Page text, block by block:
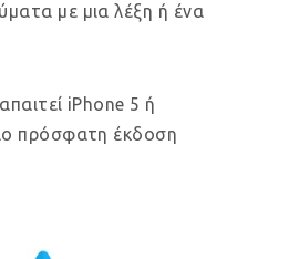
με μια λέξη ή ένα
iPhone 5 ή
πρόσφατη έκδοση